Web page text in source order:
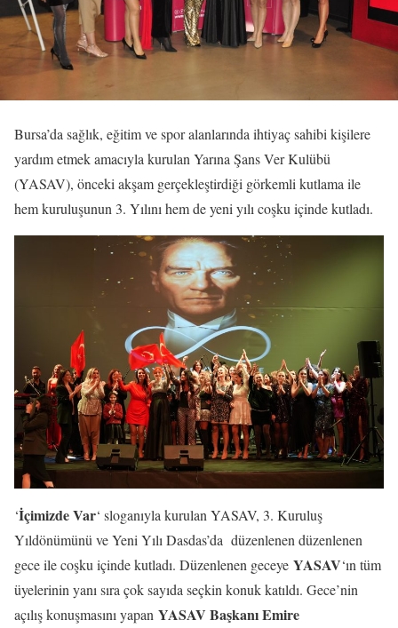
Bursa’da sağlık, eğitim ve spor alanlarında ihtiyaç sahibi kişilere
yardım etmek amacıyla kurulan Yarına Şans Ver Kulübü
(YASAV), önceki akşam gerçekleştirdiği görkemli kutlama ile
hem kuruluşunun 3. Yılını hem de yeni yılı coşku içinde kutladı.
‘İçimizde Var‘ sloganıyla kurulan YASAV, 3. Kuruluş
Yıldönümünü ve Yeni Yılı Dasdas’da düzenlenen düzenlenen
gece ile coşku içinde kutladı. Düzenlenen geceye YASAV‘ın tüm
üyelerinin yanı sıra çok sayıda seçkin konuk katıldı. Gece’nin
açılış konuşmasını yapan YASAV Başkanı Emire